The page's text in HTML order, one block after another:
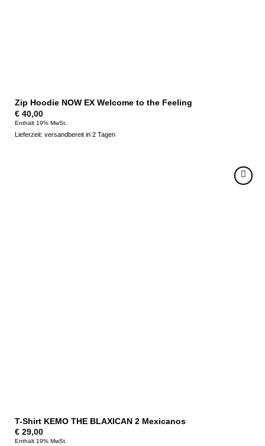
Zip Hoodie NOW EX Welcome to the Feeling
€40,00
Enthält 19% MwSt.
Lieferzeit: versandbereit in 2 Tagen
T-Shirt KEMO THE BLAXICAN 2 Mexicanos
€29,00
Enthält 19% MwSt.